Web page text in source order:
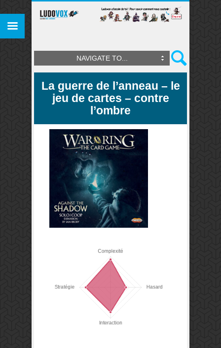
NAVIGATE TO...
La guerre de l’anneau – le
jeu de cartes – contre
l’ombre